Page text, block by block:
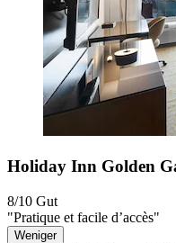
Holiday Inn Golden
8/10 Gut
"Pratique et facile d’accès"
Weniger